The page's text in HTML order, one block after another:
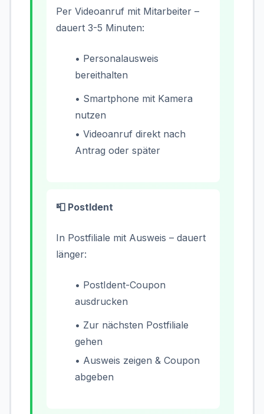
Per Videoanruf mit Mitarbeiter –
dauert 3-5 Minuten:
• Personalausweis
bereithalten
• Smartphone mit Kamera
nutzen
• Videoanruf direkt nach
Antrag oder später
📮 PostIdent
In Postfiliale mit Ausweis – dauert
länger:
• PostIdent-Coupon
ausdrucken
• Zur nächsten Postfiliale
gehen
• Ausweis zeigen & Coupon
abgeben